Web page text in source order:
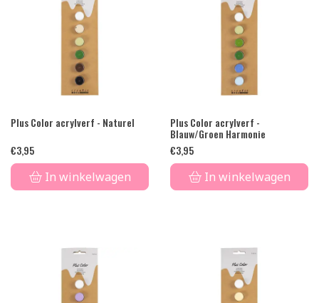
Plus Color acrylverf - Naturel
€3,95
In winkelwagen
Plus Color acrylverf -
Blauw/Groen Harmonie
€3,95
In winkelwagen